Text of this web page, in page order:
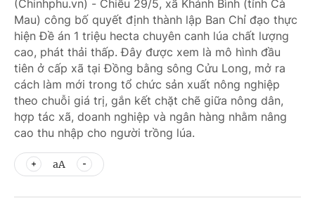
(Chinhphu.vn) - Chiều 29/5, xã Khánh Bình (tỉnh Cà
Mau) công bố quyết định thành lập Ban Chỉ đạo thực
hiện Đề án 1 triệu hecta chuyên canh lúa chất lượng
cao, phát thải thấp. Đây được xem là mô hình đầu
tiên ở cấp xã tại Đồng bằng sông Cửu Long, mở ra
cách làm mới trong tổ chức sản xuất nông nghiệp
theo chuỗi giá trị, gắn kết chặt chẽ giữa nông dân,
hợp tác xã, doanh nghiệp và ngân hàng nhằm nâng
cao thu nhập cho người trồng lúa.
aA